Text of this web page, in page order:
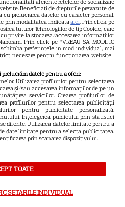
de ce a
lui Grey”.
Rhimes
pentru
Beneficiati de drepturile prevazute de
cu prelucrarea datelor cu caracter personal.
prin modalitatea indicataaici. Prin click pe
tuturor Tehnologiilor de tip Cookie, care
privire la stocarea/accesarea informatiilor
Prin click pe “VREAU SA MODIFIC
schimba preferintele in mod individual, mai
necesare pentru functionarea website-
datele pentru a oferi:
Utilizarea profilurilor pentru selectarea
și/sau accesarea informațiilor de pe un
serviciilor. Crearea profilurilor de
profilurilor pentru selectarea publicității
pentru publicitate personalizată.
Înțelegerea publicului prin statistici
diferite. Utilizarea datelor limitate pentru a
date limitate pentru a selecta publicitatea.
prin scanarea dispozitivului.
TOATE
SETARILE INDIVIDUAL